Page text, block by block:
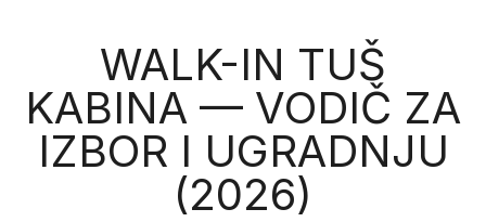
WALK-IN TUŠ
KABINA — VODIČ ZA
IZBOR I UGRADNJU
(2026)